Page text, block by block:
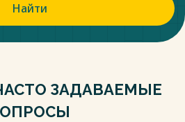
Найти
ЗАДАВАЕМЫЕ